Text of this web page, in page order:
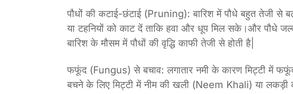
पौधों की कटाई-छंटाई (Pruning): बारिश में पौधे बहुत तेजी से
या टहनियों को काट दें ताकि हवा और धूप मिल सके।और पौधे
बारिश के मौसम में पौधों की वृद्धि काफी तेजी से होती है|
फफूंद (Fungus) से बचाव: लगातार नमी के कारण मिट्टी में
बचने के लिए मिट्टी में नीम की खली (Neem Khali) या लकड़ी